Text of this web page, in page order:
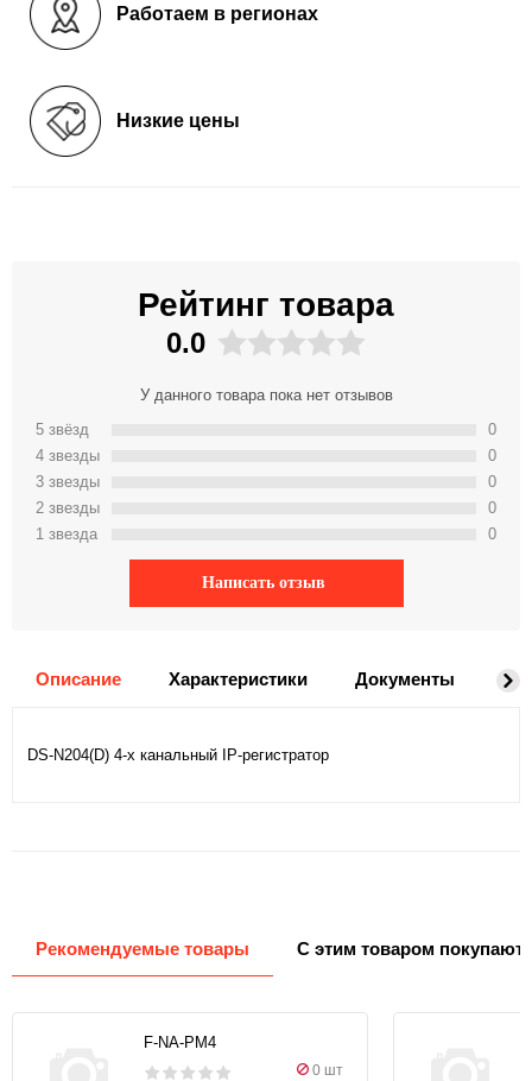
Работаем в регионах
Низкие цены
Рейтинг товара
0.0
У данного товара пока нет отзывов
5 звёзд
4 звeзды
3 звeзды
2 звeзды
1 звeзда
0
0
0
0
0
Написать отзыв
Описание Характеристики Документы
DS-N204(D) 4-х канальный IP-регистратор
Рекомендуемые товары С этим товаром покупают
F-NA-PM4
0 шт